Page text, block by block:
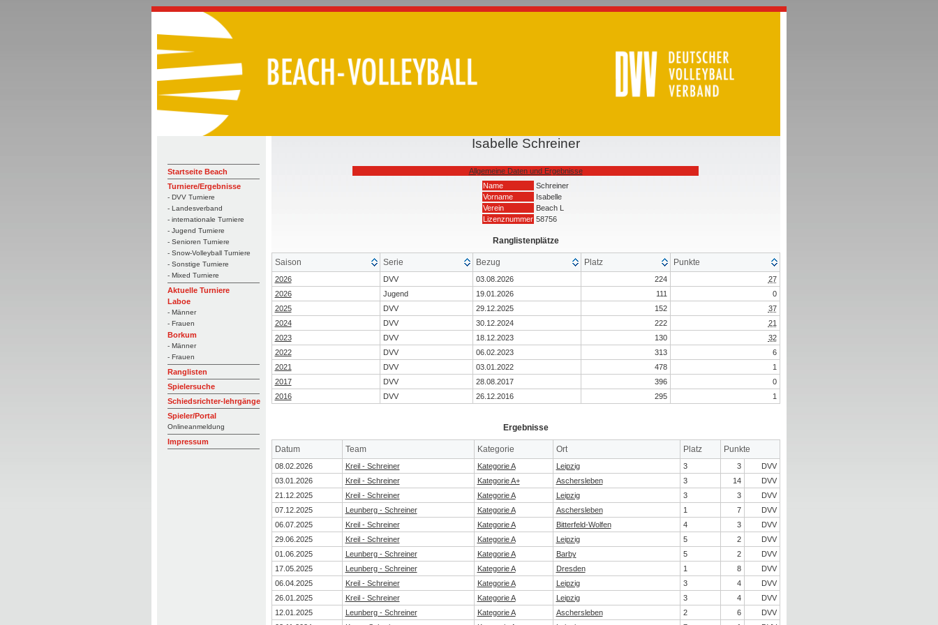
Startseite Beach
Turniere/Ergebnisse
- DVV Turniere
- Landesverband
- internationale Turniere
- Jugend Turniere
- Senioren Turniere
- Snow-Volleyball Turniere
- Sonstige Turniere
- Mixed Turniere
Aktuelle Turniere
Laboe
- Männer
- Frauen
Borkum
- Männer
- Frauen
Ranglisten
Spielersuche
Schiedsrichter-lehrgänge
Spieler/Portal
Onlineanmeldung
Impressum
Isabelle Schreiner
Allgemeine Daten und Ergebnisse
Name
Schreiner
Vorname
Isabelle
Verein
Beach L
Lizenznummer 58756
Ranglistenplätze
Saison Serie Bezug Platz Punkte
2026 DVV 03.08.2026 224
27
2026
Jugend 19.01.2026 111
0
2025
DVV 29.12.2025 152
37
2024
DVV 30.12.2024 222
21
2023
DVV 18.12.2023 130
32
2022
DVV 06.02.2023 313
6
2021
DVV 03.01.2022 478
1
2017
DVV 28.08.2017 396
0
2016
DVV 26.12.2016 295 1
Ergebnisse
Datum Team Kategorie Ort Platz Punkte
08.02.2026 Kreil - Schreiner Kategorie A Leipzig 3 3
DVV
03.01.2026
Kreil - Schreiner Kategorie A+ Aschersleben 3 14
DVV
21.12.2025
Kreil - Schreiner Kategorie A Leipzig 3 3
DVV
07.12.2025
Leunberg - Schreiner Kategorie A Aschersleben 1 7
DVV
06.07.2025
Kreil - Schreiner Kategorie A Bitterfeld-Wolfen 4 3
DVV
29.06.2025
Kreil - Schreiner Kategorie A Leipzig 5 2
DVV
01.06.2025
Leunberg - Schreiner Kategorie A Barby 5 2
DVV
17.05.2025
Leunberg - Schreiner Kategorie A Dresden 1 8
DVV
06.04.2025
Kreil - Schreiner Kategorie A Leipzig 3 4
DVV
26.01.2025
Kreil - Schreiner Kategorie A Leipzig 3 4
DVV
12.01.2025
Leunberg - Schreiner Kategorie A Aschersleben 2 6
DVV